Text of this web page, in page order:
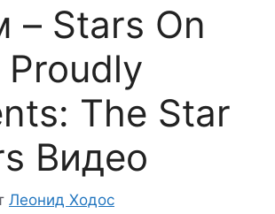
Stars On
The Star
Видео
Леонид Ходос